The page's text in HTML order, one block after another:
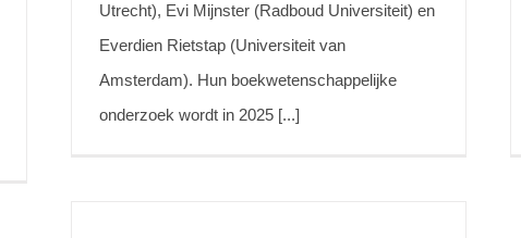
Utrecht), Evi Mijnster (Radboud Universiteit) en
Everdien Rietstap (Universiteit van
Amsterdam). Hun boekwetenschappelijke
onderzoek wordt in 2025 [...]